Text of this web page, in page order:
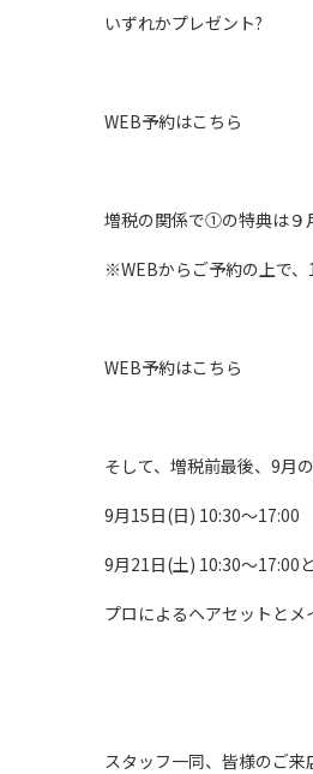
いずれかプレゼント?
WEB予約はこちら
増税の関係で①の特典は９
※WEBからご予約の上で
WEB予約はこちら
そして、増税前最後、9月
9月15日(日) 10:30〜17:00
9月21日(土) 10:30〜17:00
プロによるヘアセットとメ
スタッフ一同、皆様のご来